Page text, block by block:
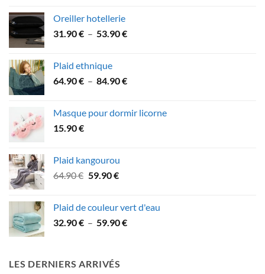
à
Oreiller hotellerie
31.90€ – 53.90€Plage
à
Plaid ethnique
64.90€ – 84.90€Plage
64.90 €
Masque pour dormir licorne
15.90€
Plaid kangourou
64.90€ Le
était :
64.90 €.
59.90€Le
est :
59.90 €.
Plaid de couleur vert d'eau
32.90€ – 59.90€Plage
LES DERNIERS ARRIVÉS